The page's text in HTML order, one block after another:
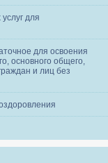
для
для освоения
основного общего,
и лиц без